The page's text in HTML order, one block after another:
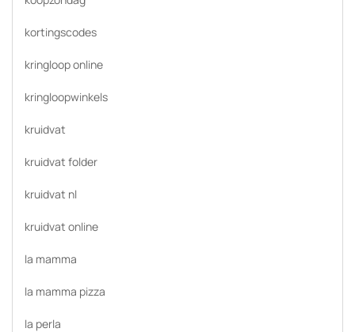
kortingscodes
kringloop online
kringloopwinkels
kruidvat
kruidvat folder
kruidvat nl
kruidvat online
la mamma
la mamma pizza
la perla